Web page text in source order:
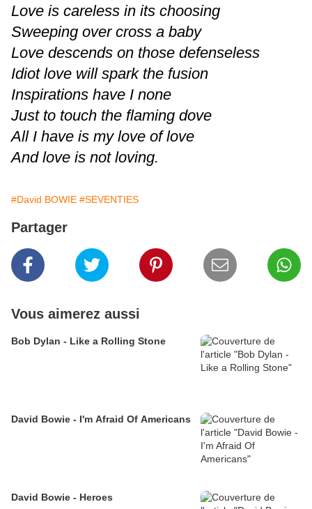
Love is careless in its choosing
Sweeping over cross a baby
Love descends on those defenseless
Idiot love will spark the fusion
Inspirations have I none
Just to touch the flaming dove
All I have is my love of love
And love is not loving.
#David BOWIE #SEVENTIES
Partager
Vous aimerez aussi
Bob Dylan - Like a Rolling Stone
David Bowie - I'm Afraid Of Americans
David Bowie - Heroes